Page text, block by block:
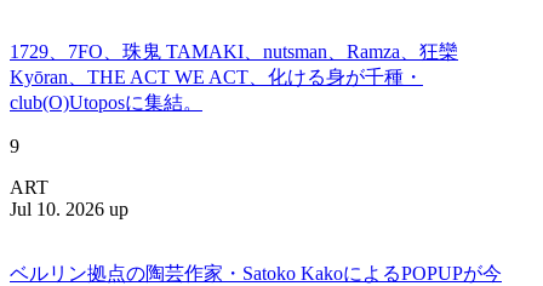
1729、7FO、珠鬼 TAMAKI、nutsman、Ramza、狂欒
Kyōran、THE ACT WE ACT、化ける身が千種・
club(O)Utoposに集結。
9
ART
Jul 10. 2026 up
ベルリン拠点の陶芸作家・Satoko KakoによるPOPUPが今